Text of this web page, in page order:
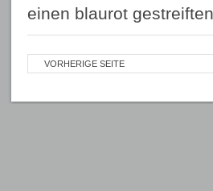
einen blaurot
VORHERIGE SEITE